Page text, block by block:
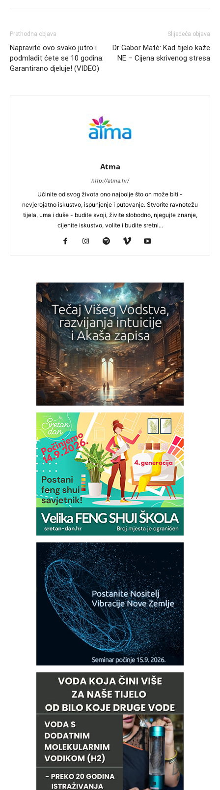
Prethodna objava
Napravite ovo svako jutro i
podmladit ćete se 10 godina:
Garantirano djeluje! (VIDEO)
Slijedeća objava
Dr Gabor Maté: Kad tijelo kaže
NE – Cijena skrivenog stresa
Atma
http://atma.hr/
Učinite od svog života ono najbolje što on može biti -
nevjerojatno iskustvo, ispunjenje i putovanje. Stvorite ravnotežu
tijela, uma i duše - budite svoji, živite slobodno, njegujte znanje,
cijenite iskustvo, volite i budite sretni...